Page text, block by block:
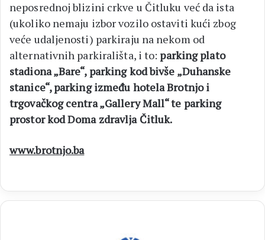
neposrednoj blizini crkve u Čitluku već da ista
(ukoliko nemaju izbor vozilo ostaviti kući zbog
veće udaljenosti) parkiraju na nekom od
alternativnih parkirališta, i to:parking plato
stadiona „Bare“, parking kod bivše „Duhanske
stanice“, parking između hotela Brotnjo i
trgovačkog centra „Gallery Mall“ te parking
prostor kod Doma zdravlja Čitluk.
www.brotnjo.ba